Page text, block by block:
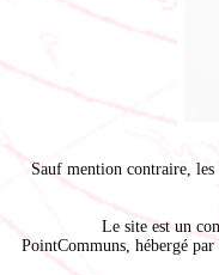
Sauf mention contraire, les
Le site est un
PointCommuns , hébergé